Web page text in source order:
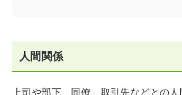
人間関係
上司や部下、同僚、取引先などとの人